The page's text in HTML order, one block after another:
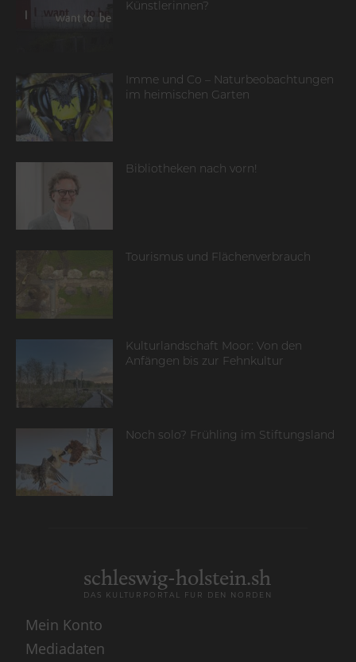
Künstlerinnen?
Imme und Co – Naturbeobachtungen
im heimischen Garten
Bibliotheken nach vorn!
Tourismus und Flächenverbrauch
Kulturlandschaft Moor: Von den
Anfängen bis zur Fehnkultur
Noch solo? Frühling im Stiftungsland
schleswig-holstein.sh
DAS KULTURPORTAL FÜR DEN NORDEN
Mein Konto
Mediadaten